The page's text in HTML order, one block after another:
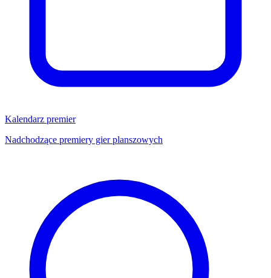
Kalendarz premier
Nadchodzące premiery gier planszowych